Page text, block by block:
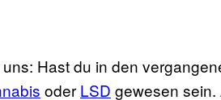
Hast du in den
oder LSD gewesen